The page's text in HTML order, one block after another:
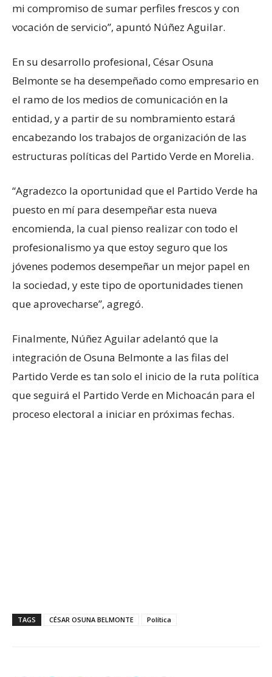
mi compromiso de sumar perfiles frescos y con
vocación de servicio”, apuntó Núñez Aguilar.
En su desarrollo profesional, César Osuna
Belmonte se ha desempeñado como empresario en
el ramo de los medios de comunicación en la
entidad, y a partir de su nombramiento estará
encabezando los trabajos de organización de las
estructuras políticas del Partido Verde en Morelia.
“Agradezco la oportunidad que el Partido Verde ha
puesto en mí para desempeñar esta nueva
encomienda, la cual pienso realizar con todo el
profesionalismo ya que estoy seguro que los
jóvenes podemos desempeñar un mejor papel en
la sociedad, y este tipo de oportunidades tienen
que aprovecharse”, agregó.
Finalmente, Núñez Aguilar adelantó que la
integración de Osuna Belmonte a las filas del
Partido Verde es tan solo el inicio de la ruta política
que seguirá el Partido Verde en Michoacán para el
proceso electoral a iniciar en próximas fechas.
TAGS CÉSAR OSUNA BELMONTE Política